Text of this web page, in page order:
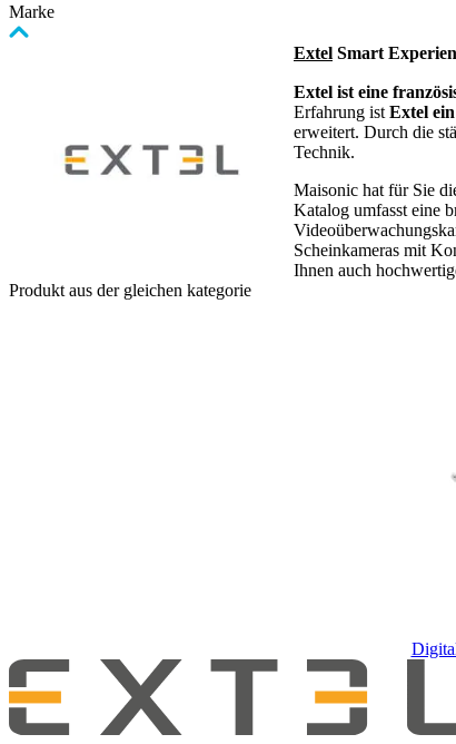
Marke
Extel Smart
Extel ist eine
Erfahrung ist Extel
erweitert. Durch die
Technik.
Maisonic hat für Sie
Katalog umfasst eine
Scheinkameras mit
Ihnen auch
Produkt aus der gleichen kategorie